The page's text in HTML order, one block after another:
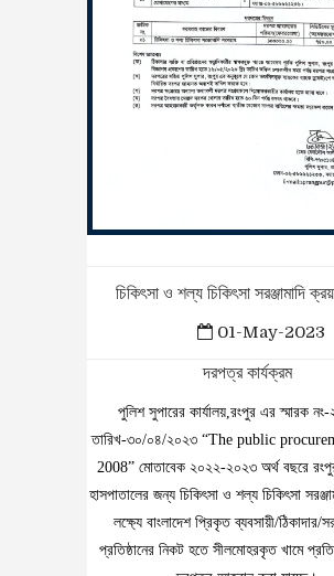
চিকিৎসা ও শল্য চিকিৎসা সরঞ্জামাদি
01-May-2023
দরপত্র কার্যক্রম
পুলিশ সুপারের কার্যালয়,রংপুর এর স্মারক
তারিখ-৩০/০৪/২০২৩ “The public
2008” মোতাবেক ২০২২-২০২৩ অর্থ বছরে
হাসপাতালের জন্য চিকিৎসা ও শল্য চিকিৎসা
লক্ষ্যে বাংলাদেশ প্রিকৃত ব্যবসায়ী/ঠিকাদার/
প্রতিষ্ঠানের নিকট হতে সীলমোহরকৃত খামে